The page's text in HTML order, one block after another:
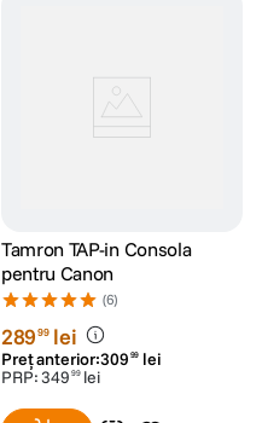
Tamron TAP-in Consola
pentru Canon
(6)
28999 lei
Preț anterior:309 99 lei
PRP:349 99 lei